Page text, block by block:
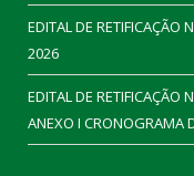
EDITAL DE
2026
EDITAL DE RETIFICAÇÃO
ANEXO I CRONOGRAMA